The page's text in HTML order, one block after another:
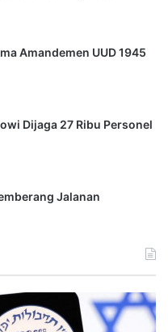
Amandemen UUD 1945
Dijaga 27 Ribu Personel
Jalanan